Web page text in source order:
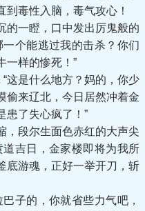
毒性入脑，毒气攻心！
一瞪，口中发出厉鬼般的
个能逃过我的击杀？你们
一样的惨死！”
是什么地方？妈的，你少
偷来辽北，今日居然冲着金
患了失心疯了！”
段尔生面色赤红的大声尖
道吉日，金家楼即将为我所
底游魂，正好一举开刀，斩
子的，你就省些力气吧，